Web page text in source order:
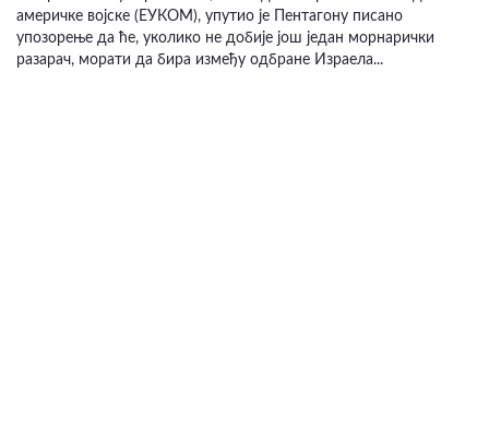
америчке војске (ЕУКОМ), упутио је Пентагону писано
упозорење да ће, уколико не добије још један морнарички
разарач, морати да бира између одбране Израела...